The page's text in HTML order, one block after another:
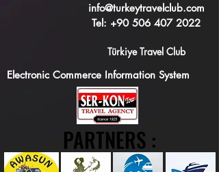
info@turkeytravelclub.com
Tel: +90 506 407 2022
Türkiye Travel Club
Electronic Commerce Information System
PARTNERS :
PARTNERS :